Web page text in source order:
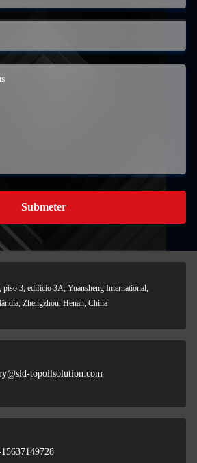
Submeter
piso 3, edifício 3A, Yuansheng International,
Zhengzhou, Henan, China
topoilsolution.com